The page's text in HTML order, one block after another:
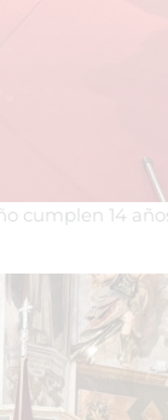
cumplen 14